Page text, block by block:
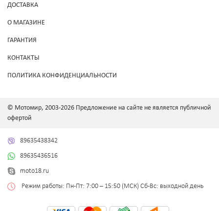
ДОСТАВКА
О МАГАЗИНЕ
ГАРАНТИЯ
КОНТАКТЫ
ПОЛИТИКА КОНФИДЕНЦИАЛЬНОСТИ
© Мотомир, 2003-2026 Предложение на сайте не является публичной
офертой
89635438342
89635436516
moto18.ru
Режим работы: Пн-Пт: 7:00 – 15:50 (МСК) Сб-Вс: выходной день